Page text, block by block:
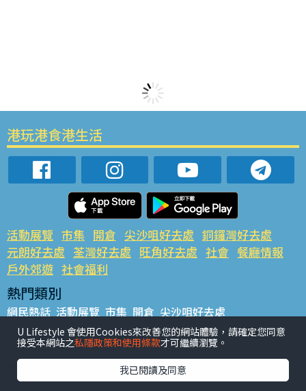
港玩港食港生活
活動展覽 市集 開倉 尖沙咀好去處 銅鑼灣好去處
元朗好去處 荃灣好去處 旺角好去處 社會 餐廳情報
戶外郊遊 社會福利
熱門類別
網民熱話 活動展覽 市集 開倉 尖沙咀好去處
銅鑼灣好去處 元朗好去處 荃灣好去處 旺角好去處 社會
餐廳情報 戶外郊遊
熱門標籤
#UGO搵好去處 #人氣活動推介 #美食社群熱話
U Lifestyle 會使用Cookies來改善您的網站體驗，請確定您同意
接受本網站之私隱政策和使用條款才可繼續瀏覽。
我已閱讀及同意